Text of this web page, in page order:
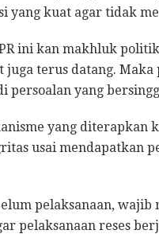
yang kuat agar tidak
ini kan makhluk
juga terus datang.
persoalan yang
yang diterapkan
usai mendapatkan
pelaksanaan,
pelaksanaan reses